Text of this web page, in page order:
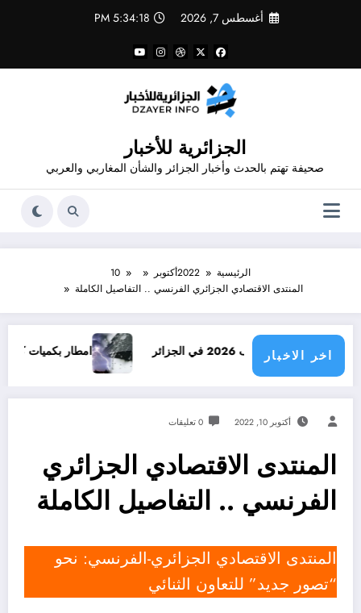
أغسطس 7, 2026 5:34:19 PM
الجزائرية للأخبار
صحيفة تهتم بالحدث وأخبار الجزائر والشأن المغاربي والعربي
الرئيسية 2022أكتوبر
10
المنتدى الاقتصادي الجزائري الفرنسي .. التفاصيل الكاملة
اخر الاخبار امطار بكميات كبيرة جدا متوقعة في
أكتوبر 10, 2022 0 تعليقات
المنتدى الاقتصادي الجزائري
الفرنسي .. التفاصيل الكاملة
المنتدى الاقتصادي الجزائري-الفرنسي: نحو
“تصور جديد” للتعاون الثنائي